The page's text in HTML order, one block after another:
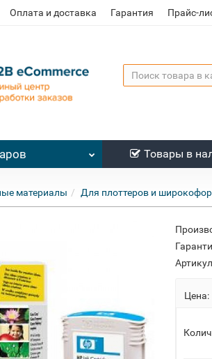
Оплата и доставка Гарантия Прайс-
Товары в
материалы Для плоттеров и
Цена: